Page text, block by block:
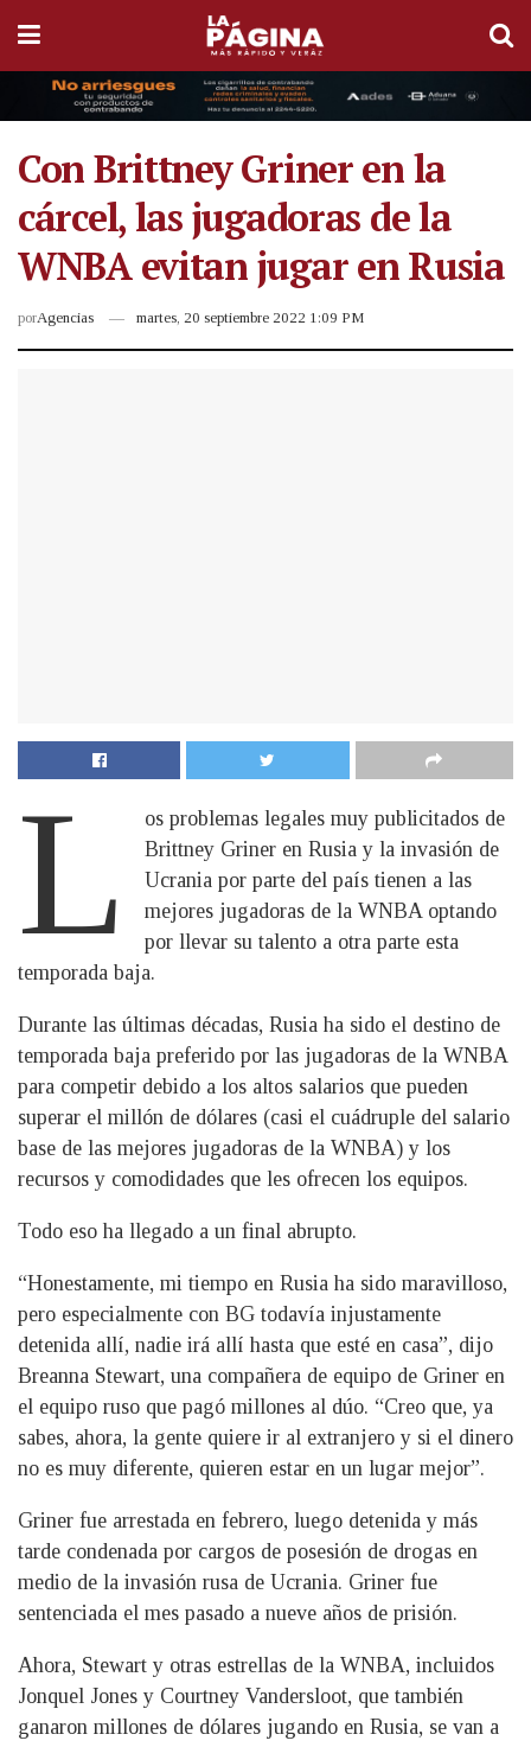
Con Brittney Griner en la
cárcel, las jugadoras de la
WNBA evitan jugar en Rusia
porAgencias martes, 20 septiembre 2022 1:09 PM
L
os problemas legales muy publicitados de
Brittney Griner en Rusia y la invasión de
Ucrania por parte del país tienen a las
mejores jugadoras de la WNBA optando
por llevar su talento a otra parte esta
temporada baja.
Durante las últimas décadas, Rusia ha sido el destino de
temporada baja preferido por las jugadoras de la WNBA
para competir debido a los altos salarios que pueden
superar el millón de dólares (casi el cuádruple del salario
base de las mejores jugadoras de la WNBA) y los
recursos y comodidades que les ofrecen los equipos.
Todo eso ha llegado a un final abrupto.
“Honestamente, mi tiempo en Rusia ha sido maravilloso,
pero especialmente con BG todavía injustamente
detenida allí, nadie irá allí hasta que esté en casa”, dijo
Breanna Stewart, una compañera de equipo de Griner en
el equipo ruso que pagó millones al dúo. “Creo que, ya
sabes, ahora, la gente quiere ir al extranjero y si el dinero
no es muy diferente, quieren estar en un lugar mejor”.
Griner fue arrestada en febrero, luego detenida y más
tarde condenada por cargos de posesión de drogas en
medio de la invasión rusa de Ucrania. Griner fue
sentenciada el mes pasado a nueve años de prisión.
Ahora, Stewart y otras estrellas de la WNBA, incluidos
Jonquel Jones y Courtney Vandersloot, que también
ganaron millones de dólares jugando en Rusia, se van a